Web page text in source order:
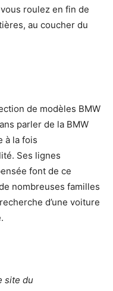
roulez en fin de
au coucher du
de modèles BMW
parler de la BMW
à la fois
Ses lignes
font de ce
nombreuses familles
d’une voiture
site du